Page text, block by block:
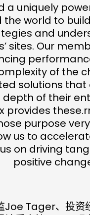
a uniquely
world to
and
sites. Our
of the
solutions
depth of their
purpose
us to
on driving
positive
Joe Tager、投